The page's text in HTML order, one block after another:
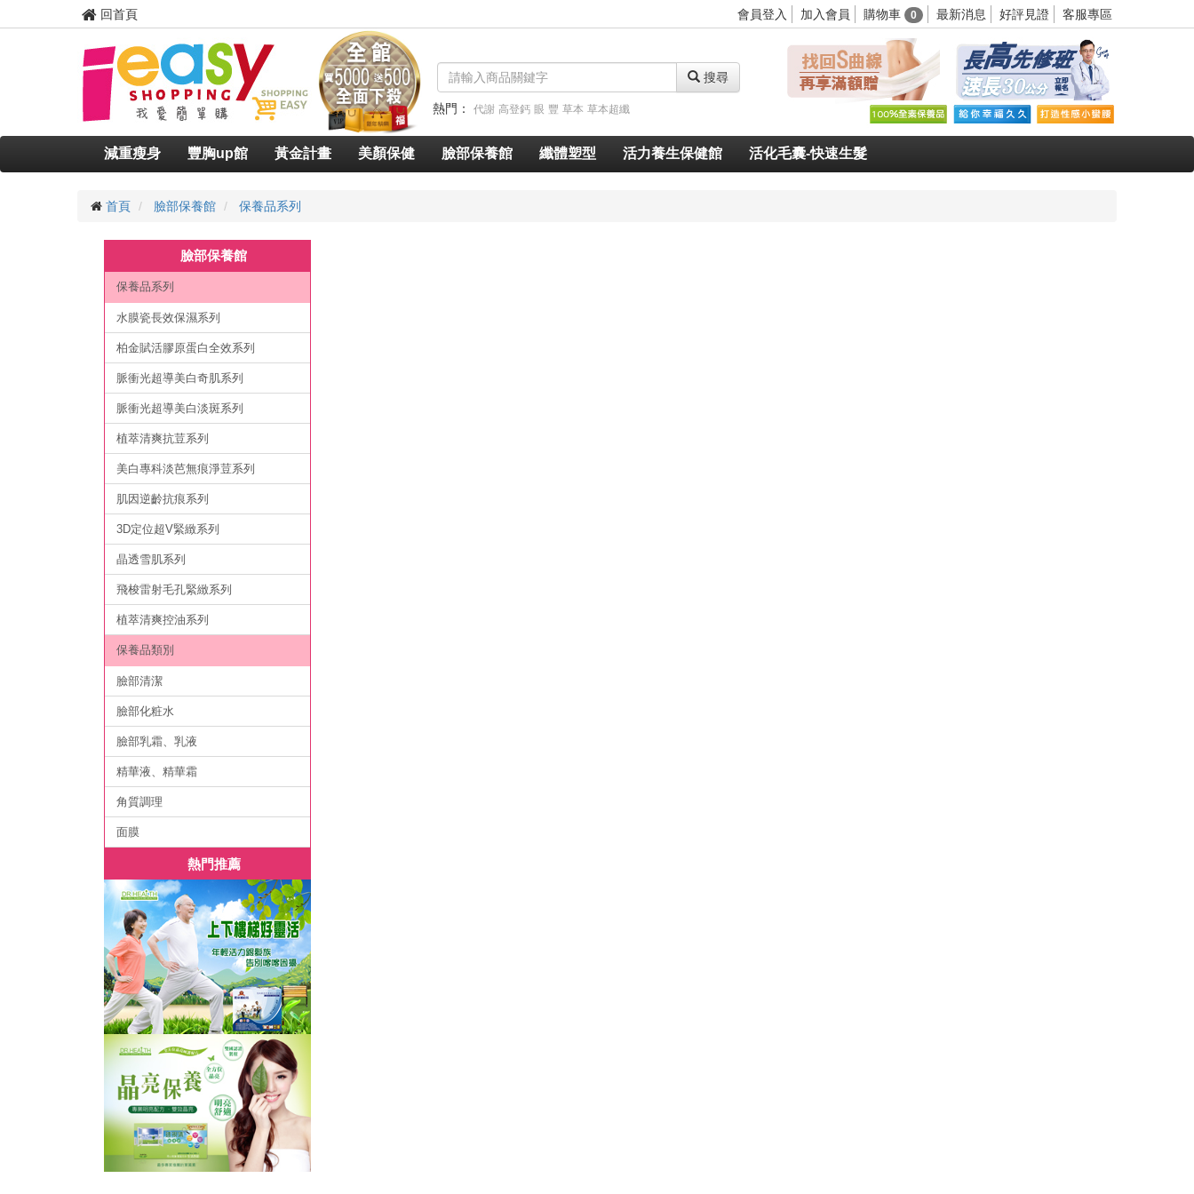
回首頁 會員登入 加入會員 購物車 0 最新消息 好評見證 客服專區
搜尋
熱門： 代謝 高登鈣 眼 豐 草本 草本超纖
減重瘦身 豐胸up館 黃金計畫 美顏保健 臉部保養館 纖體塑型 活力養生保健館 活化毛囊-快速生髮
首頁 臉部保養館 保養品系列
臉部保養館
保養品系列
水膜瓷長效保濕系列
柏金賦活膠原蛋白全效系列
脈衝光超導美白奇肌系列
脈衝光超導美白淡斑系列
植萃清爽抗荳系列
美白專科淡芭無痕淨荳系列
肌因逆齡抗痕系列
3D定位超V緊緻系列
晶透雪肌系列
飛梭雷射毛孔緊緻系列
植萃清爽控油系列
保養品類別
臉部清潔
臉部化粧水
臉部乳霜、乳液
精華液、精華霜
角質調理
面膜
熱門推薦